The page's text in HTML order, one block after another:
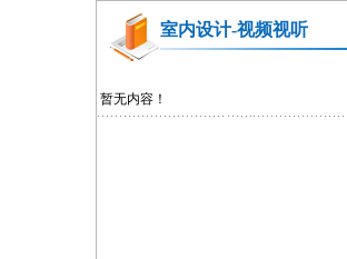
室内设计-视频视听
暂无内容！